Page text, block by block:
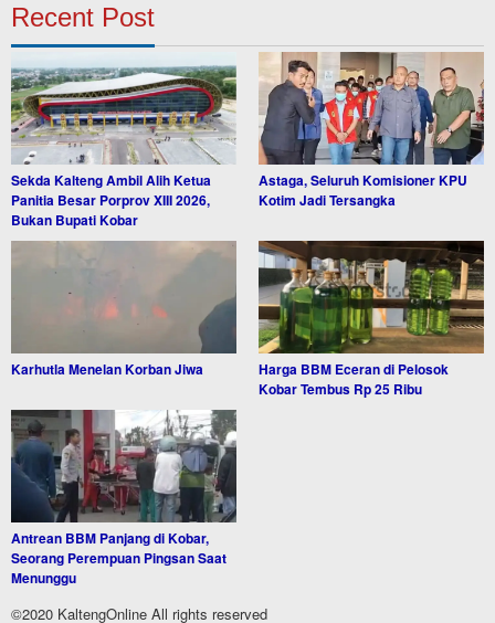
Recent Post
Sekda Kalteng Ambil Alih Ketua
Panitia Besar Porprov XIII 2026,
Bukan Bupati Kobar
Astaga, Seluruh Komisioner KPU
Kotim Jadi Tersangka
Karhutla Menelan Korban Jiwa
Harga BBM Eceran di Pelosok
Kobar Tembus Rp 25 Ribu
Antrean BBM Panjang di Kobar,
Seorang Perempuan Pingsan Saat
Menunggu
©2020 KaltengOnline All rights reserved